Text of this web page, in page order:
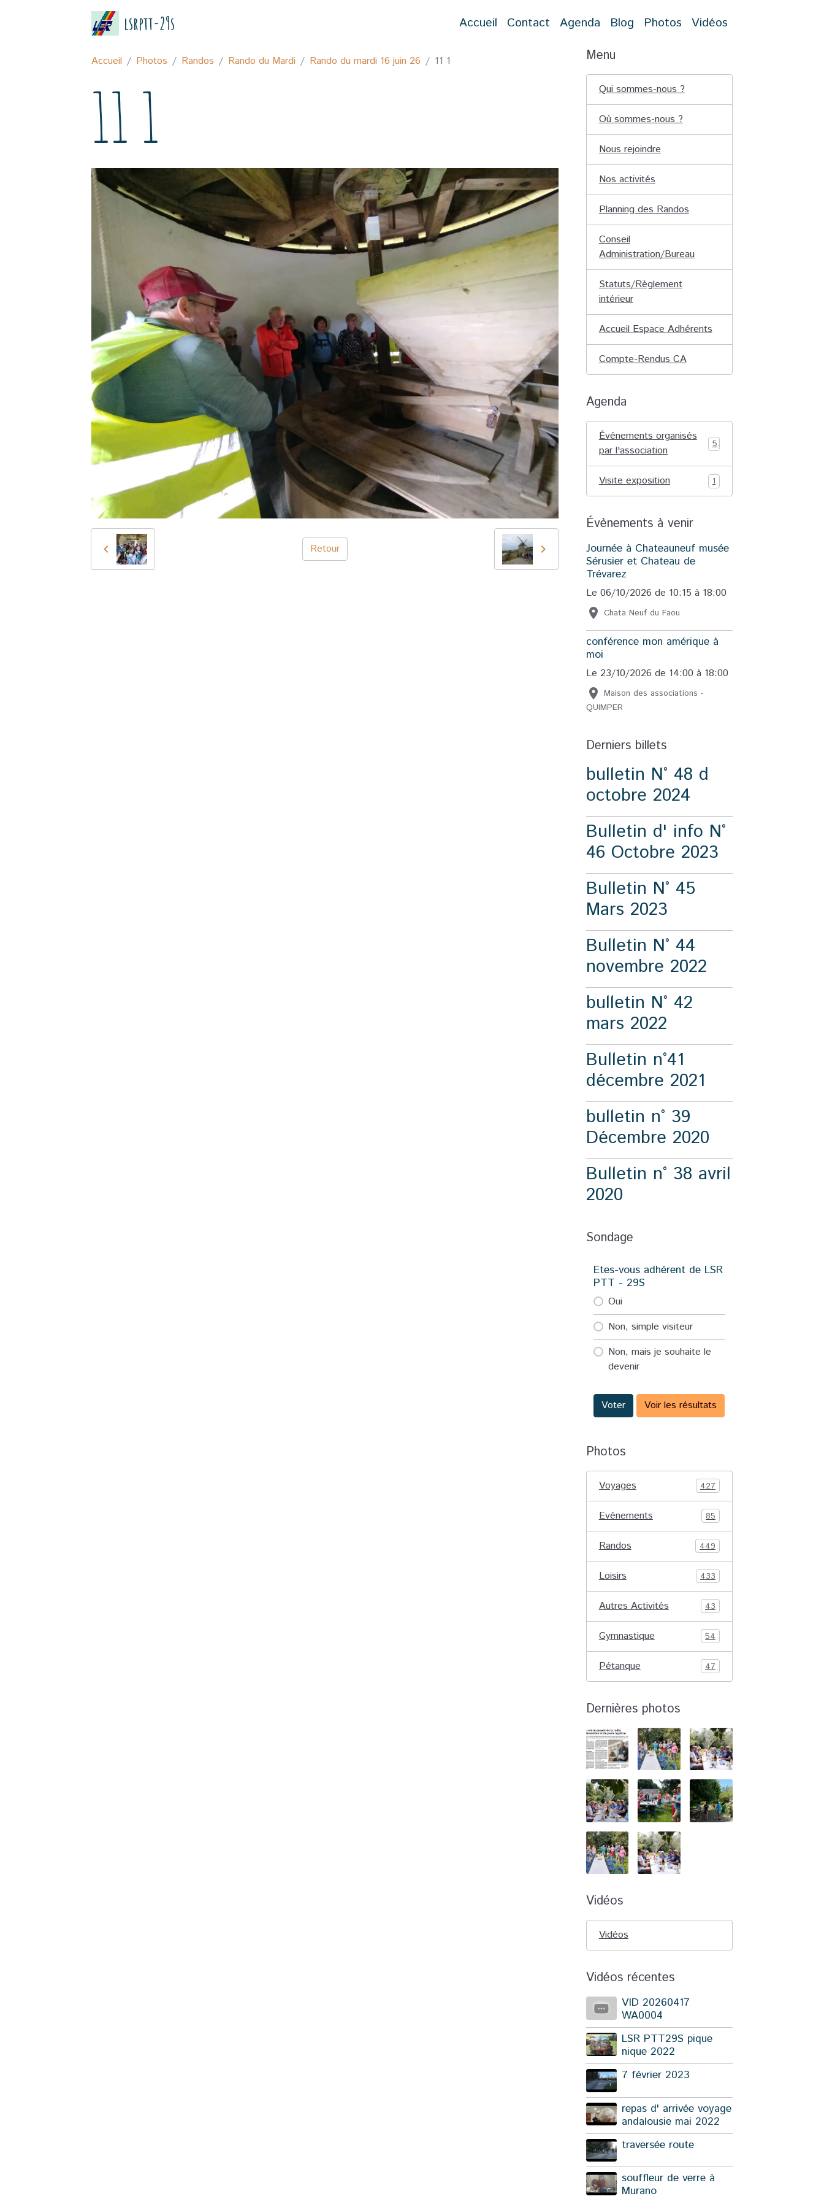
lsrptt-29s Accueil Contact Agenda Blog Photos Vidéos
Accueil Photos Randos Rando du Mardi Rando du mardi 16 juin 26 11 1
11 1
Retour
Menu
Qui sommes-nous ?
Où sommes-nous ?
Nous rejoindre
Nos activités
Planning des Randos
Conseil
Administration/Bureau
Statuts/Règlement
intérieur
Accueil Espace Adhérents
Compte-Rendus CA
Agenda
Événements organisés
par l'association
5
Visite exposition 1
Évènements à venir
Journée à Chateauneuf musée
Sérusier et Chateau de
Trévarez
Le 06/10/2026 de 10:15 à 18:00
Chata Neuf du Faou
conférence mon amérique à
moi
Le 23/10/2026 de 14:00 à 18:00
Maison des associations -
QUIMPER
Derniers billets
bulletin N° 48 d
octobre 2024
Bulletin d' info N°
46 Octobre 2023
Bulletin N° 45
Mars 2023
Bulletin N° 44
novembre 2022
bulletin N° 42
mars 2022
Bulletin n°41
décembre 2021
bulletin n° 39
Décembre 2020
Bulletin n° 38 avril
2020
Sondage
Etes-vous adhérent de LSR
PTT - 29S
Oui
Non, simple visiteur
Non, mais je souhaite le
devenir
Voter Voir les résultats
Photos
Voyages 427
Evénements 85
Randos 449
Loisirs 433
Autres Activités 43
Gymnastique 54
Pétanque 47
Dernières photos
Vidéos
Vidéos
Vidéos récentes
VID 20260417
WA0004
LSR PTT29S pique
nique 2022
7 février 2023
repas d' arrivée voyage
andalousie mai 2022
traversée route
souffleur de verre à
Murano